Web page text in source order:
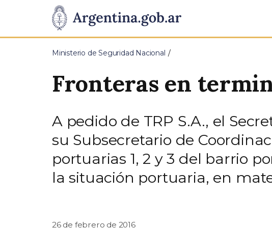
Presidencia
de
Pasar al contenido principal
Ministerio de Seguridad Nacional
Fronteras en
A pedido de TRP S.A., el
su Subsecretario de
portuarias 1, 2 y 3 del barrio
la situación portuaria, en
26 de febrero de 2016